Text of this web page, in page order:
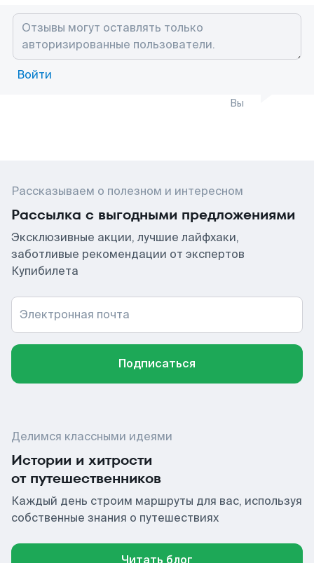
Войти
Вы
Рассказываем о полезном и интересном
Рассылка с выгодными предложениями
Эксклюзивные акции, лучшие лайфхаки,
заботливые рекомендации от экспертов
Купибилета
Электронная почта
Подписаться
Делимся классными идеями
Истории и хитрости
от путешественников
Каждый день строим маршруты для вас, используя
собственные знания о путешествиях
Читать блог